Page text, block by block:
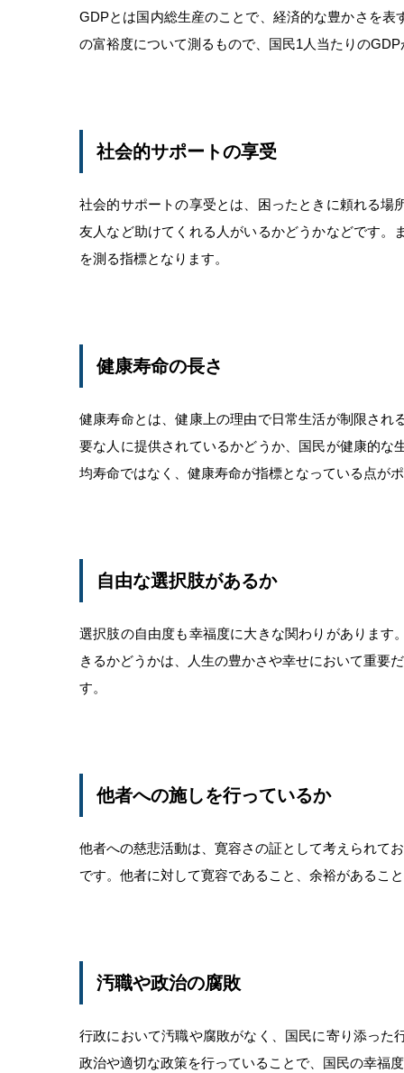
GDPとは国内総生産のことで、経済的な豊かさを
の富裕度について測るもので、国民1人当たりの
社会的サポートの享受
社会的サポートの享受とは、困ったときに頼れる
友人など助けてくれる人がいるかどうかなどです
を測る指標となります。
健康寿命の長さ
健康寿命とは、健康上の理由で日常生活が制限さ
要な人に提供されているかどうか、国民が健康的
均寿命ではなく、健康寿命が指標となっている点が
自由な選択肢があるか
選択肢の自由度も幸福度に大きな関わりがありま
きるかどうかは、人生の豊かさや幸せにおいて重要
す。
他者への施しを行っているか
他者への慈悲活動は、寛容さの証として考えられて
です。他者に対して寛容であること、余裕があるこ
汚職や政治の腐敗
行政において汚職や腐敗がなく、国民に寄り添っ
政治や適切な政策を行っていることで、国民の幸福